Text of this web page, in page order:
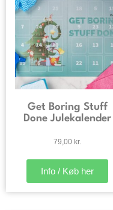
Get Boring Stuff
Done Julekalender
79,00 kr.
Info / Køb her